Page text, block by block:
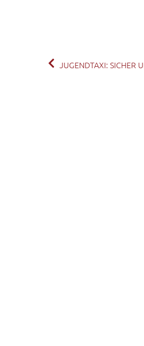
JUGENDTAXI: SICHER